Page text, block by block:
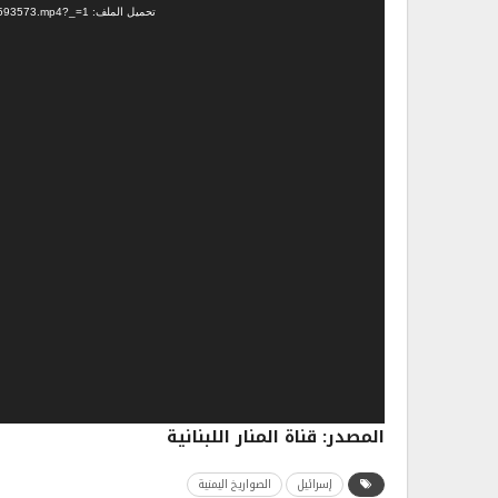
تحميل الملف: https://www.motabaat.com/wp-content/uploads/2025/07/document_5787153953854593573.mp4?_=1
المصدر: قناة المنار اللبنانية
إسرائيل الصواريخ اليمنية